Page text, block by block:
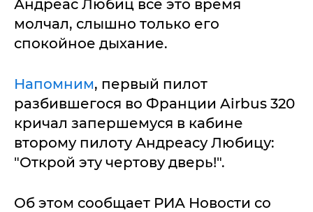
Андреас Любиц все это время
молчал, слышно только его
спокойное дыхание.
Напомним, первый пилот
разбившегося во Франции Airbus 320
кричал запершемуся в кабине
второму пилоту Андреасу Любицу:
"Открой эту чертову дверь!".
Об этом сообщает РИА Новости со